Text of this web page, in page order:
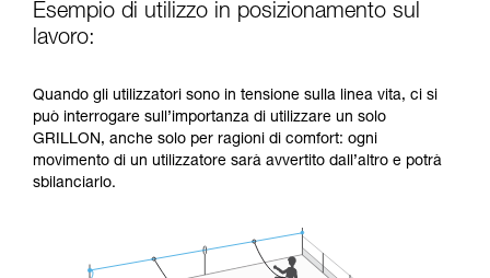
Esempio di utilizzo in posizionamento sul
lavoro:
Quando gli utilizzatori sono in tensione sulla linea vita, ci si
può interrogare sull’importanza di utilizzare un solo
GRILLON, anche solo per ragioni di comfort: ogni
movimento di un utilizzatore sarà avvertito dall’altro e potrà
sbilanciarlo.